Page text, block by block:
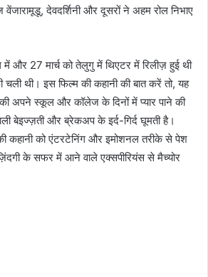
वेंजारामूडू, देवदर्शिनी और दूसरों ने अहम रोल निभाए
में और 27 मार्च को तेलुगु में थिएटर में रिलीज़ हुई थी
थी। इस फिल्म की कहानी की बात करें तो, यह
अपने स्कूल और कॉलेज के दिनों में प्यार पाने की
बेइज्ज़ती और ब्रेकअप के इर्द-गिर्द घूमती है।
कहानी को एंटरटेनिंग और इमोशनल तरीके से पेश
के सफर में आने वाले एक्सपीरियंस से मैच्योर